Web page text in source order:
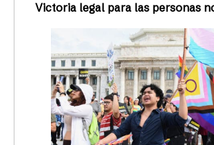
Victoria legal para las personas